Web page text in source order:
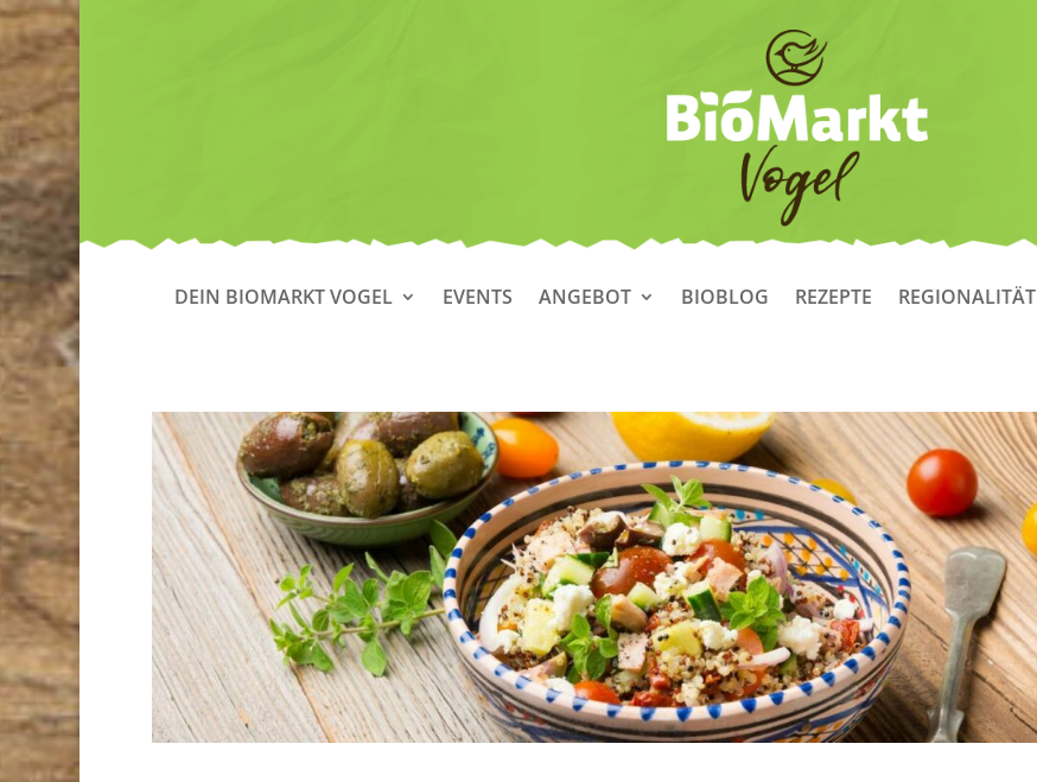
DEIN BIOMARKT VOGEL EVENTS ANGEBOT BIOBLOG REZEPTE REGIONALITÄT